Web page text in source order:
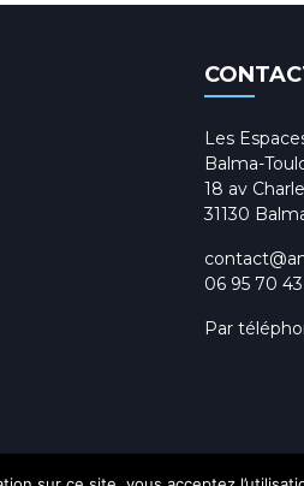
Les
Balma-
18 av
31130
06 95 70 43
Par